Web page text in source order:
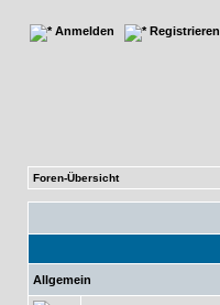
Anmelden Registrieren
Foren-Übersicht
Allgemein